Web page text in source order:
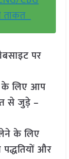
ताकत
पर
के लिए आप
से जुड़े –
के लिए
और